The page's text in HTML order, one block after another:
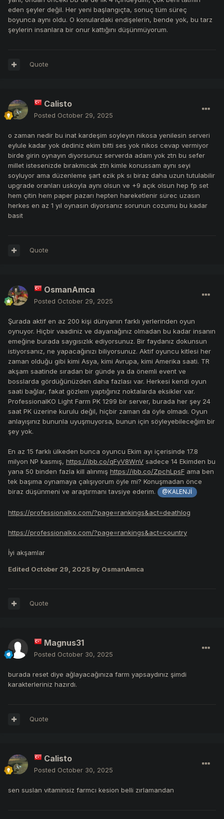
eden şeyler değil. Her yeni başlangıçta, sonuç tüm süreç
boyunca aynı oldu. O konulardaki endişelerin, bende yok, bu tarz
şeylerin insanlara bir onur kattığını düşünmüyorum.
Quote
Calisto
Posted October 29, 2025
o zaman nedir bu inat kardeşim soyleyın nikosa yenilesin serveri
eylule kadar yok dediniz ekim bitti ses yok nikos cevap vermiyor
birde girin oynayın diyorsunuz serverda adam yok ztn bu sefer
millet istesenizde bırakmıcak ztn kimle konussam aynı seyi
soyluyor ama düzenleme şart ezik pk sı biraz daha uzun tutulabilir
upgrade oranları uskoyla aynı olsun ve +9 açık olsun hep fp set
hem çitin hem paper pazarı hepten hareketlenir sürec uzasın
herkes en az 1 yıl oynasın diyorsanız sorunun cozumu bu kadar
basit
Quote
OsmanAmca
Posted October 29, 2025
Şurada aktif en az 200 kişi dünyanın farklı yerlerinden oyun
oynuyor. Hiçbir vaadiniz ve dayanağınız olmadan bu kadar insanın
emeğine burada saygısızlık ediyorsunuz. Bir faydanız dokunsun
istiyorsanız, ne yapacağınızı biliyorsunuz. Aktif oyuncu kitlesi her
zaman olduğu gibi kimi Asya, kimi Avrupa, kimi Amerika saati. TR
akşam saatinde sıradan bir günde ya da önemli event ve
bosslarda gördüğünüzden daha fazlası var. Herkesi kendi oyun
saati bağlar, fakat gözlem yaptığınız noktalarda eksikler var.
ProfessionalKO Light Farm PK 1299 bir server, burada her şey 24
saat PK üzerine kurulu değil, hiçbir zaman da öyle olmadı. Oyun
anlayışınız bununla uyuşmuyorsa, bunun için söyleyebileceğim bir
şey yok.
En az 15 farklı ülkeden bunca oyuncu Ekim ayı içerisinde 17.8
milyon NP kasmış, https://ibb.co/qFyV8WnV sadece 14 Ekimden bu
yana 50 binden fazla kill alınmış https://ibb.co/ZpchLpsF ama ben
tek başıma oynamaya çalışıyorum öyle mi? Konuşmadan önce
biraz düşünmeni ve araştırmanı tavsiye ederim.
@KALENJİ
https://professionalko.com/?page=rankings&act=deathlog
https://professionalko.com/?page=rankings&act=country
İyi akşamlar
Edited October 29, 2025 by OsmanAmca
Quote
Magnus31
Posted October 30, 2025
burada reset diye ağlayacağınıza farm yapsaydınız şimdi
karakterleriniz hazırdı.
Quote
Calisto
Posted October 30, 2025
sen suslan vitaminsiz farmcı kesion belli zırlamandan